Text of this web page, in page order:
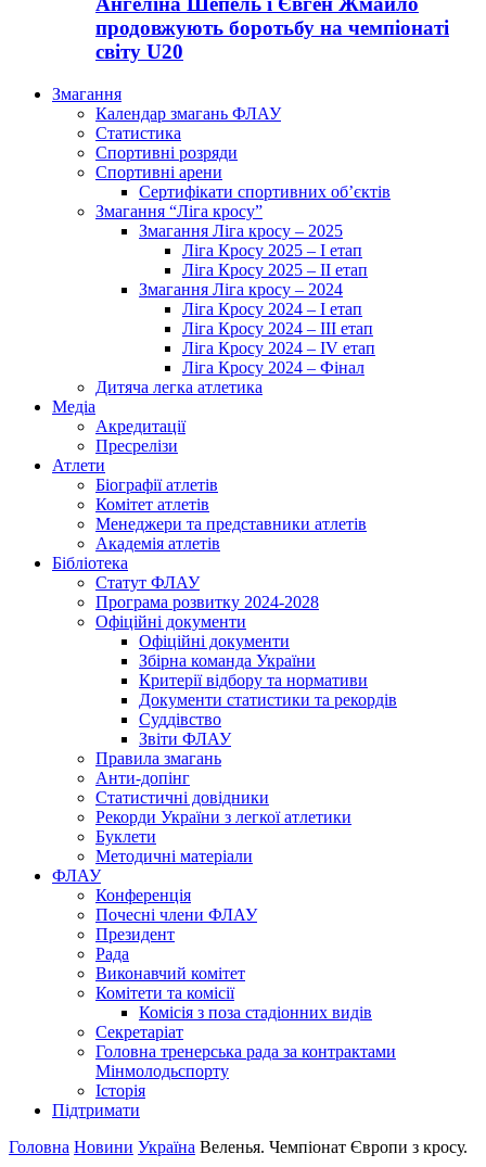
продовжують боротьбу на чемпіонаті
світу U20
Змагання
Календар змагань ФЛАУ
Статистика
Спортивні розряди
Спортивні арени
Сертифікати спортивних об’єктів
Змагання “Ліга кросу”
Змагання Ліга кросу – 2025
Ліга Кросу 2025 – I етап
Ліга Кросу 2025 – II етап
Змагання Ліга кросу – 2024
Ліга Кросу 2024 – I етап
Ліга Кросу 2024 – III етап
Ліга Кросу 2024 – IV етап
Ліга Кросу 2024 – Фінал
Дитяча легка атлетика
Медіа
Акредитації
Пресрелізи
Атлети
Біографії атлетів
Комітет атлетів
Менеджери та представники атлетів
Академія атлетів
Бібліотека
Статут ФЛАУ
Програма розвитку 2024-2028
Офіційні документи
Офіційні документи
Збірна команда України
Критерії відбору та нормативи
Документи статистики та рекордів
Суддівство
Звіти ФЛАУ
Правила змагань
Анти-допінг
Статистичні довідники
Рекорди України з легкої атлетики
Буклети
Методичні матеріали
ФЛАУ
Конференція
Почесні члени ФЛАУ
Президент
Рада
Виконавчий комітет
Комітети та комісії
Комісія з поза стадіонних видів
Секретаріат
Головна тренерська рада за контрактами
Мінмолодьспорту
Історія
Підтримати
Головна Новини Україна Вeлeнья. Чемпіонат Європи з кросу.